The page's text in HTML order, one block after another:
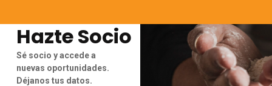
Hazte Socio
Sé socio y accede a
nuevas oportunidades.
Déjanos tus datos.